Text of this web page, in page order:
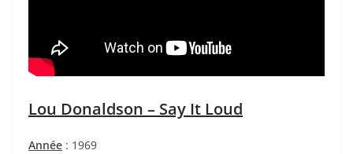
Lou Donaldson – Say It Loud
Année : 1969